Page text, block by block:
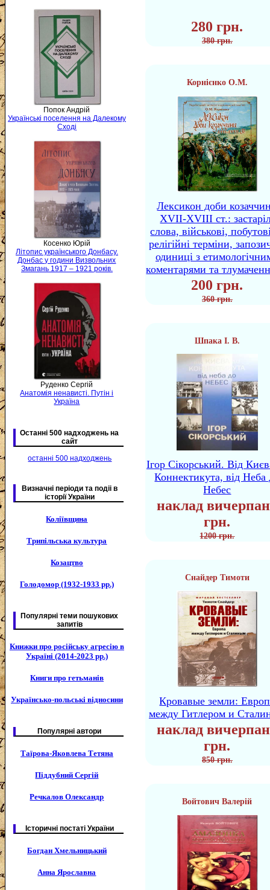
Попок Андрій
Українські поселення на Далекому
Сході
Косенко Юрій
Літопис українського Донбасу.
Донбас у години Визвольних
Змагань 1917 – 1921 років.
Руденко Сергій
Анатомія ненависті. Путін і
Україна
Останні 500 надходжень на
сайт
останні 500 надходжень
Визначні періоди та подіі в
історії України
Коліївщина
Трипільська культура
Козацтво
Голодомор (1932-1933 рр.)
Популярні теми пошукових
запитів
Книжки про російську агресію в
Україні (2014-2023 рр.)
Книги про гетьманів
Українсько-польські відносини
Популярні автори
Таїрова-Яковлева Тетяна
Піддубний Сергій
Речкалов Олександр
Історичні постаті України
Богдан Хмельницький
Анна Ярославна
280 грн.
380 грн.
Корнієнко О.М.
Лексикон доби
XVII-XVIII ст.:
слова, військові,
релігійні терміни,
одиниці з
коментарями та
200 грн.
360 грн.
Шпака І. В.
Ігор Сікорський. Від
Коннектикута, від Неба
Небес
наклад
грн.
1200 грн.
Снайдер Тимоти
Кровавые земли:
между Гитлером и
наклад
грн.
850 грн.
Войтович Валерій